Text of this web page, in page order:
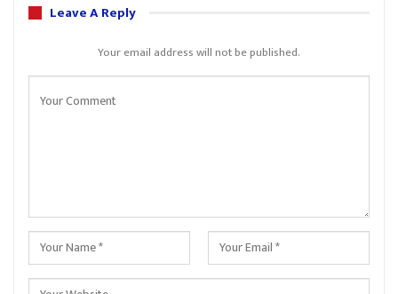
Leave A Reply
Your email address will not be published.